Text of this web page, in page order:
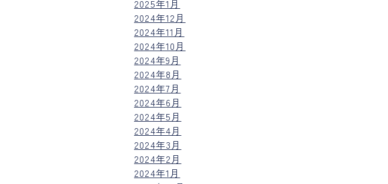
2025年1月
2024年12月
2024年11月
2024年10月
2024年9月
2024年8月
2024年7月
2024年6月
2024年5月
2024年4月
2024年3月
2024年2月
2024年1月